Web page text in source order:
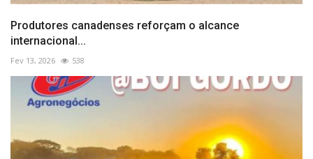
Produtores canadenses reforçam o alcance
internacional...
Fev 13, 2026 538